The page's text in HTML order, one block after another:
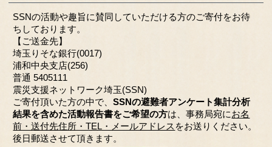
SSNの活動や趣旨に賛同していただける方のご寄付をお待
ちしております。
【ご送金先】
埼玉りそな銀行(0017)
浦和中央支店(256)
普通 5405111
震災支援ネットワーク埼玉(SSN)
ご寄付頂いた方の中で、SSNの避難者アンケート集計分析
結果を含めた活動報告書をご希望の方は、事務局宛にお名
前・送付先住所・TEL・メールアドレス をお送りください。
後日郵送させて頂きます。